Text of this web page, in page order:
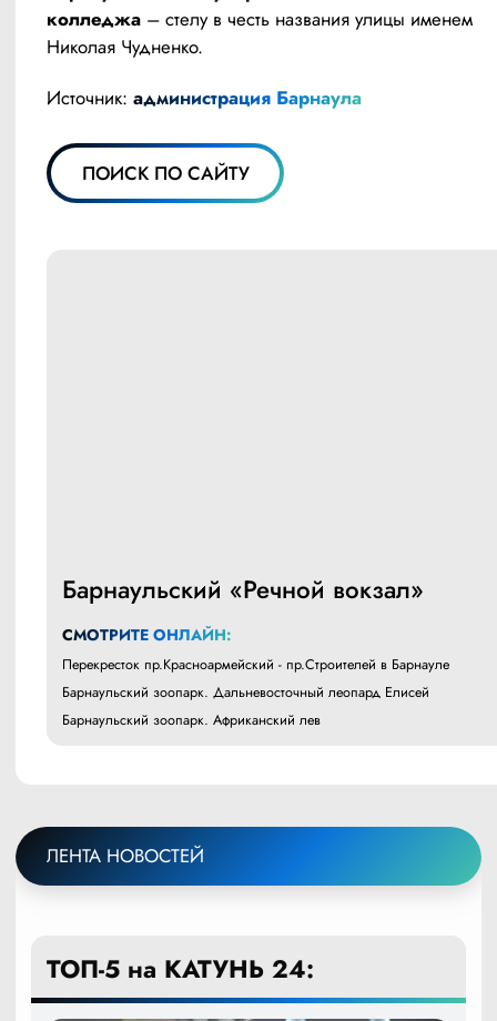
колледжа – стелу в честь названия улицы именем
Николая Чудненко.
Источник: администрация Барнаула
ПОИСК ПО САЙТУ
Барнаульский «Речной вокзал»
СМОТРИТЕ ОНЛАЙН:
Перекресток пр.Красноармейский - пр.Строителей в Барнауле
Барнаульский зоопарк. Дальневосточный леопард Елисей
Барнаульский зоопарк. Африканский лев
ЛЕНТА НОВОСТЕЙ
ТОП-5 на КАТУНЬ 24: